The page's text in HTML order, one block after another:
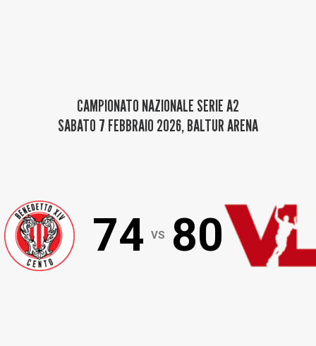
CAMPIONATO NAZIONALE SERIE A2
SABATO 7 FEBBRAIO 2026,BALTUR ARENA
74 VS 80